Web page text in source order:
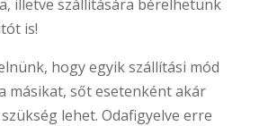
illetve szállítására bérelhetünk
is!
hogy egyik szállítási mód
másikat, sőt esetenként akár
lehet. Odafigyelve erre